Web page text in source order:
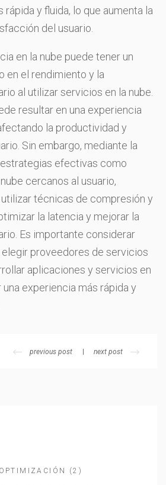
rápida y fluida, lo que aumenta la
del usuario.
en la nube puede tener un
en el rendimiento y la
al utilizar servicios en la nube.
resultar en una experiencia
la productividad y
Sin embargo, mediante la
efectivas como
cercanos al usuario,
técnicas de compresión y
la latencia y mejorar la
Es importante considerar
proveedores de servicios
aplicaciones y servicios en
una experiencia más rápida y
previous post next post
(2)